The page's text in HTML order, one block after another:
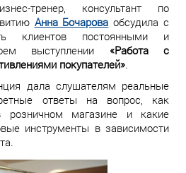
тренер, консультант по
Анна Бочарова обсудила с
клиентов постоянными и
выступлении «Работа с
покупателей».
дала слушателям реальные
ответы на вопрос, как
розничном магазине и какие
инструменты в зависимости